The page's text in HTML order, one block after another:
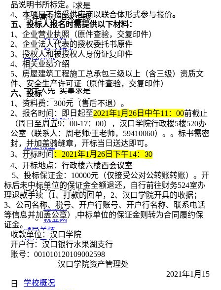
敢为人先 实事求是
志存高远 追求卓越
教育教学
科学研究
党团建设
敢为人先 实事求是
志存高远 追求卓越
党建阵地
团学天地
招生就业
敢为人先 实事求是
志存高远 追求卓越
招生网
就业网
领导关怀
评估工作
合作交流
学校概况
品说明书所标定。
4、本项目不接受供应商以联合体形式参与报价。
五、投标人报名时需提供以下材料：
1、企业营业执照 （原件查验，交复印件）
2、企业法人代表的授权委托书原件
3、授权人和被授权人身份证复印件
4、相关业绩介绍
5、房屋建筑工程施工总承包三级以上（含三级）资质文
件、安全生产许可证（原件查验，交复印件）
六、投标
1、资料费：300元 （售后不退）。
2、报名时间：
即日起至2021年1 月 26 日 中午11：00前截止
（周日至周五9：00-17：00），汉口学院行政楼5楼520办
公室（联系人： 周老师/王老师，59410060）。。标书需密
封，并加盖骑缝章，开标当日送达即可。
3、开标时间 ： 2021年1 月 26 日下午14： 30
4、开标地点：行政楼六楼西会议室
5、投标保证金： 10000元（仅接受公对公转账转账）。开
标后未中标单位的保证金全额退还，自行前往财务524室办
理退款手续（1、打款的回单，2、汉口学院开具的收据；
3、公司名称、税号、开户行账号、开户行名称、联系电话
等信息并加盖公章）,中标单位的保证金则转为合同履约保
证金。
收款单位：汉口学院
开户行：汉口银行水果湖支行
账号：001010120109002598
汉口学院资产管理处
2021年1 月 15
日